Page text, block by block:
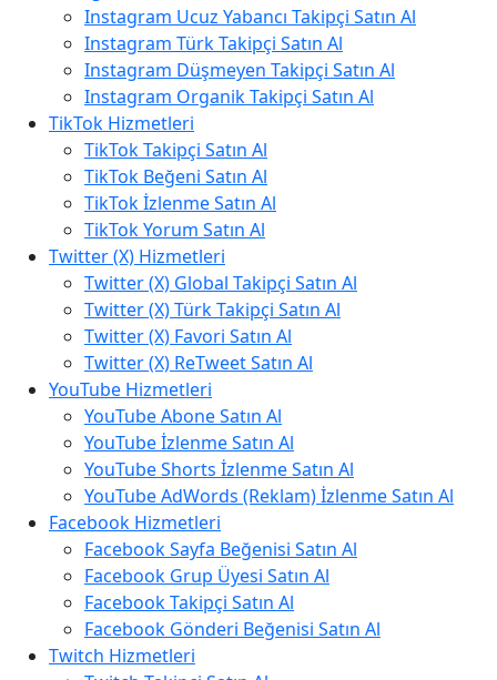
Instagram Ucuz Yabancı Takipçi Satın Al
Instagram Türk Takipçi Satın Al
Instagram Düşmeyen Takipçi Satın Al
Instagram Organik Takipçi Satın Al
TikTok Hizmetleri
TikTok Takipçi Satın Al
TikTok Beğeni Satın Al
TikTok İzlenme Satın Al
TikTok Yorum Satın Al
Twitter (X) Hizmetleri
Twitter (X) Global Takipçi Satın Al
Twitter (X) Türk Takipçi Satın Al
Twitter (X) Favori Satın Al
Twitter (X) ReTweet Satın Al
YouTube Hizmetleri
YouTube Abone Satın Al
YouTube İzlenme Satın Al
YouTube Shorts İzlenme Satın Al
YouTube AdWords (Reklam) İzlenme Satın Al
Facebook Hizmetleri
Facebook Sayfa Beğenisi Satın Al
Facebook Grup Üyesi Satın Al
Facebook Takipçi Satın Al
Facebook Gönderi Beğenisi Satın Al
Twitch Hizmetleri